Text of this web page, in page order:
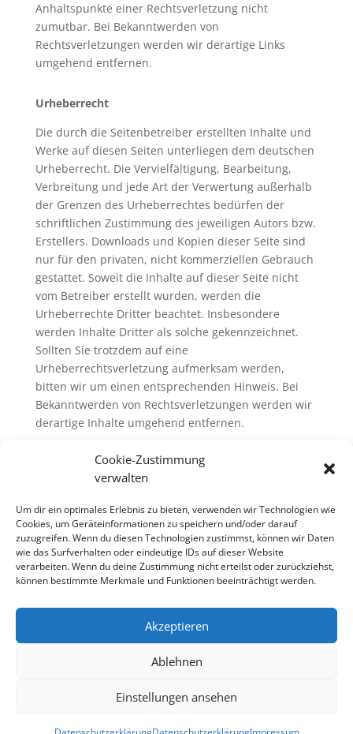
Cookie-Zustimmung
verwalten
Um dir ein optimales Erlebnis zu bieten, verwenden wir Technologien wie
Cookies, um Geräteinformationen zu speichern und/oder darauf
zuzugreifen. Wenn du diesen Technologien zustimmst, können wir Daten
wie das Surfverhalten oder eindeutige IDs auf dieser Website
verarbeiten. Wenn du deine Zustimmung nicht erteilst oder zurückziehst,
können bestimmte Merkmale und Funktionen beeinträchtigt werden.
Akzeptieren
Ablehnen
Einstellungen ansehen
Anhaltspunkte einer Rechtsverletzung nicht
zumutbar. Bei Bekanntwerden von
Rechtsverletzungen werden wir derartige Links
umgehend entfernen.
Urheberrecht
Die durch die Seitenbetreiber erstellten Inhalte und
Werke auf diesen Seiten unterliegen dem deutschen
Urheberrecht. Die Vervielfältigung, Bearbeitung,
Verbreitung und jede Art der Verwertung außerhalb
der Grenzen des Urheberrechtes bedürfen der
schriftlichen Zustimmung des jeweiligen Autors bzw.
Erstellers. Downloads und Kopien dieser Seite sind
nur für den privaten, nicht kommerziellen Gebrauch
gestattet. Soweit die Inhalte auf dieser Seite nicht
vom Betreiber erstellt wurden, werden die
Urheberrechte Dritter beachtet. Insbesondere
werden Inhalte Dritter als solche gekennzeichnet.
Sollten Sie trotzdem auf eine
Urheberrechtsverletzung aufmerksam werden,
bitten wir um einen entsprechenden Hinweis. Bei
Bekanntwerden von Rechtsverletzungen werden wir
derartige Inhalte umgehend entfernen.
Datenschutz
Quellenangaben:Disclaimer eRecht24,eRecht24
Facebook Datenschutzerklärung,Datenschutzerklärung
Google Analytics
präsentiert von unserem Partner